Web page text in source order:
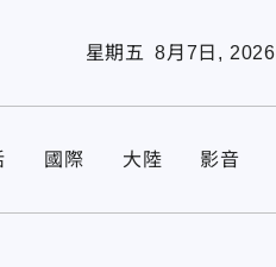
星期五 8月7日, 2026
國際 大陸 影音